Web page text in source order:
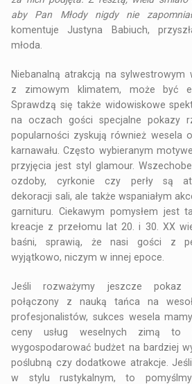
aby Pan Młody nigdy nie
komentuje Justyna Babiuch,
młoda.
Niebanalną atrakcją na sylwestrowym
z zimowym klimatem, może być
Sprawdzą się także widowiskowe
na oczach gości specjalne pokazy
popularności zyskują również wesela
karnawału. Często wybieranym
przyjęcia jest styl glamour.
ozdoby, cyrkonie czy perły są
dekoracji sali, ale także wspaniałym
garnituru. Ciekawym pomysłem jest
kreacje z przełomu lat 20. i 30. XX
baśni, sprawią, że nasi gości z
wyjątkowo, niczym w innej epoce.
Jeśli rozważymy jeszcze pokaz
połączony z nauką tańca na
profesjonalistów, sukces wesela
ceny usług weselnych zimą to
wygospodarować budżet na bardziej
poślubną czy dodatkowe atrakcje.
w stylu rustykalnym, to